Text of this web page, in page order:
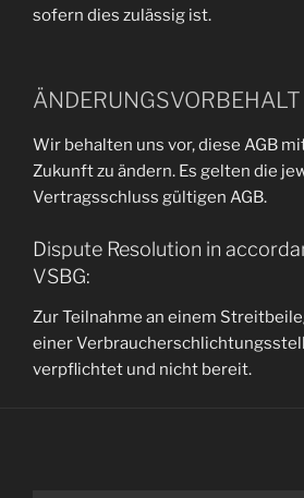
sofern dies zulässig ist.
ÄNDERUNGSVORBEHALT
Wir behalten uns vor, diese AGB
Zukunft zu ändern. Es gelten die
Vertragsschluss gültigen AGB.
Dispute Resolution in
VSBG:
Zur Teilnahme an einem
einer
verpflichtet und nicht bereit.